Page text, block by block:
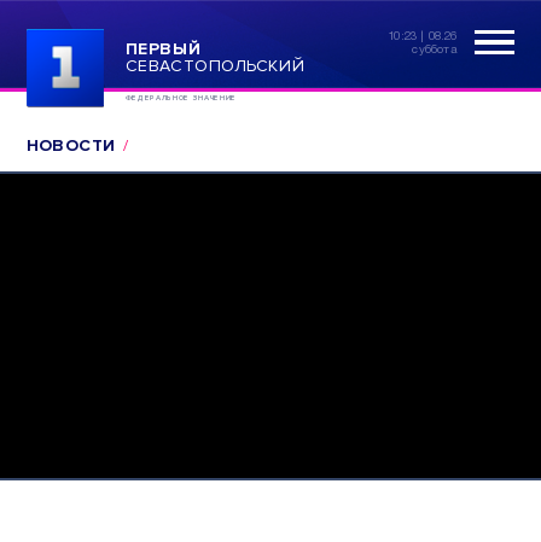
ПЕРВЫЙ
СЕВАСТОПОЛЬСКИЙ
ФЕДЕРАЛЬНОЕ ЗНАЧЕНИЕ
10:23 | 08.26
суббота
НОВОСТИ